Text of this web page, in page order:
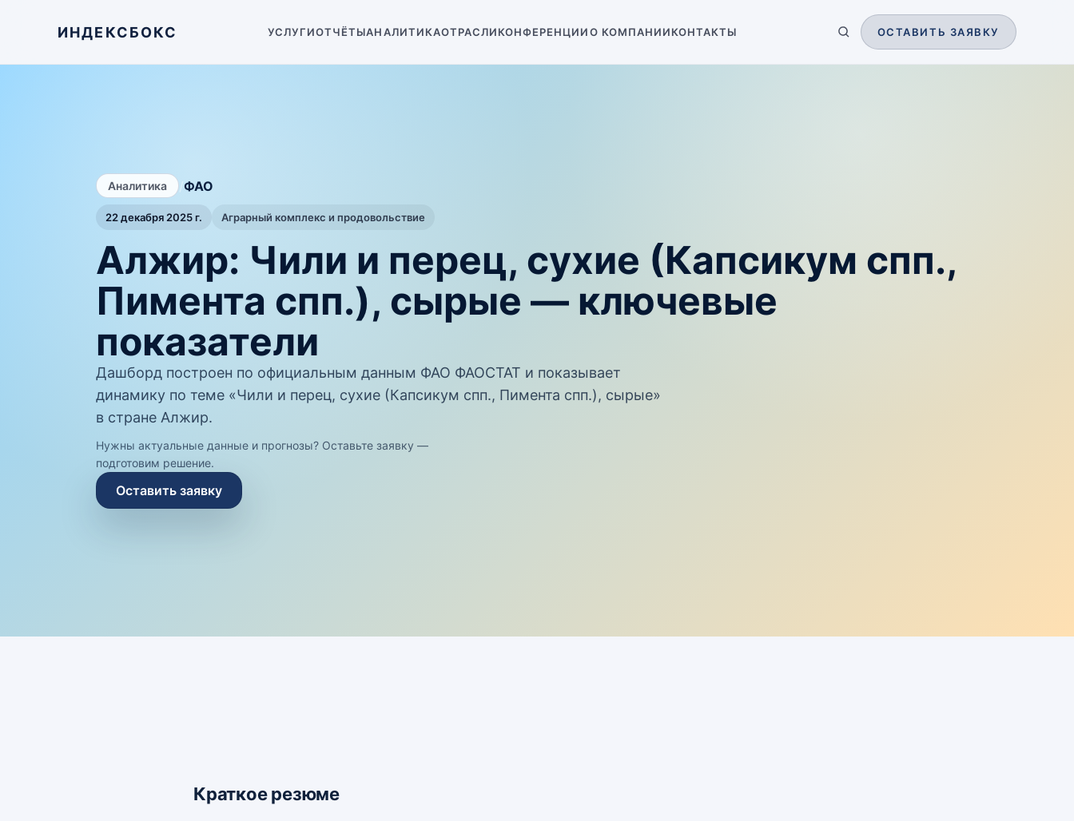
ИНДЕКСБОКС УСЛУГИОТЧЁТЫАНАЛИТИКАОТРАСЛИКОНФЕРЕНЦИИО КОМПАНИИКОНТАКТЫ ОСТАВИТЬ ЗАЯВКУ
Аналитика /ФАО
22 декабря 2025 г. Аграрный комплекс и продовольствие
Алжир: Чили и перец, сухие (Капсикум спп.,
Пимента спп.), сырые — ключевые
показатели
Дашборд построен по официальным данным ФАО ФАОСТАТ и показывает
динамику по теме «Чили и перец, сухие (Капсикум спп., Пимента спп.), сырые»
в стране Алжир.
Нужны актуальные данные и прогнозы? Оставьте заявку —
подготовим решение.
Оставить заявку
Краткое резюме